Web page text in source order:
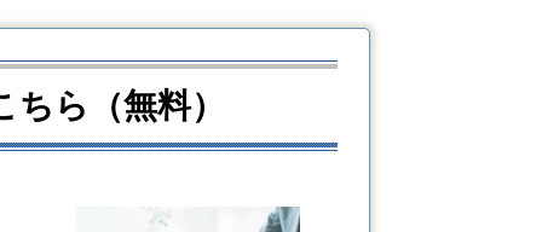
ら（無料）